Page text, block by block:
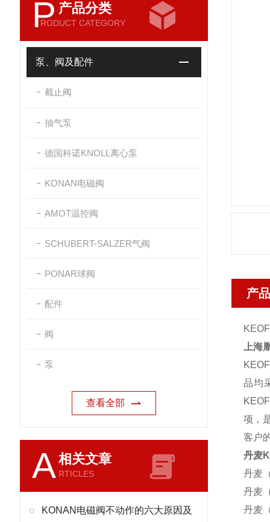
P 产品分类
RODUCT CATEGORY
泵、阀及配件
截止阀
抽气泵
德国科诺KNOLL离心泵
KONAN电磁阀
AMOT温控阀
SCHUBERT-SALZER气阀
PONAR球阀
配件
阀
泵
查看全部
A相关文章
RTICLES
KONAN电磁阀不动作的六大原因及
产
上海
品均
项，
客户
丹麦
丹麦
丹麦
丹麦